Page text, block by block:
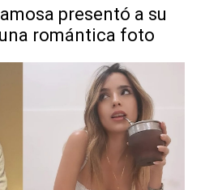
presentó a su
romántica foto